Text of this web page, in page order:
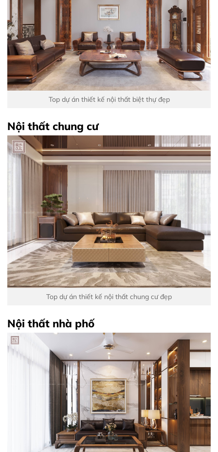
Top dự án thiết kế nội thất biệt thự đẹp
Nội thất chung cư
Top dự án thiết kế nội thất chung cư đẹp
Nội thất nhà phố